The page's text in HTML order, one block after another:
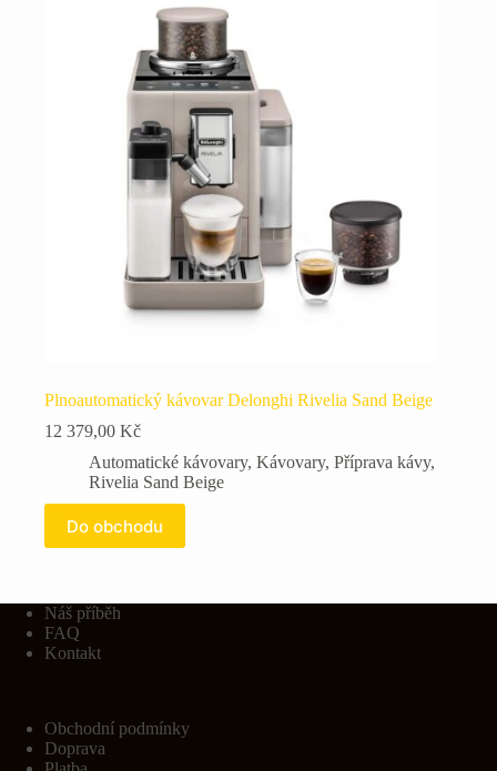
Plnoautomatický kávovar Delonghi Rivelia Sand Beige
12 379,00 Kč
Automatické kávovary, Kávovary, Příprava kávy,
Rivelia Sand Beige
Do obchodu
Náš příběh
FAQ
Kontakt
Obchodní podmínky
Doprava